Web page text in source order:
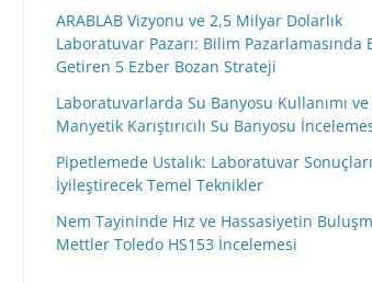
ARABLAB Vizyonu ve 2,5 Milyar Dolarlık
Laboratuvar Pazarı: Bilim Pazarlamasında
Getiren 5 Ezber Bozan Strateji
Laboratuvarlarda Su Banyosu Kullanımı ve
Manyetik Karıştırıcılı Su Banyosu
Pipetlemede Ustalık: Laboratuvar
İyileştirecek Temel Teknikler
Nem Tayininde Hız ve Hassasiyetin
Mettler Toledo HS153 İncelemesi